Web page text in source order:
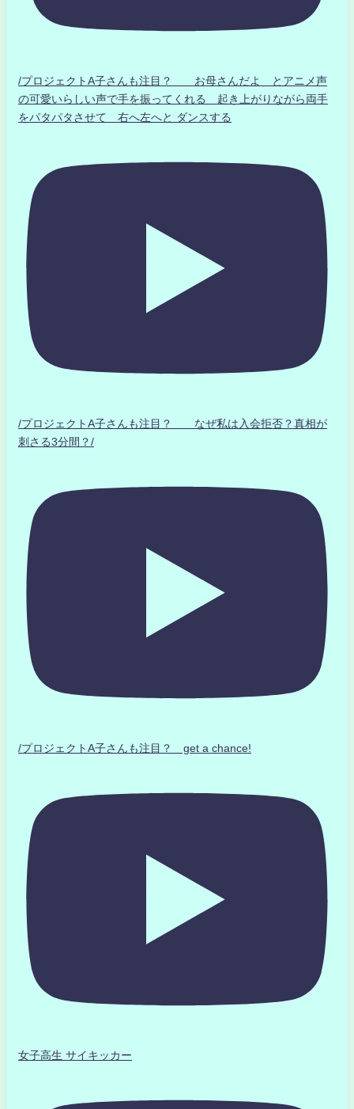
/プロジェクトA子さんも注目？ お母さんだよ とアニメ声
の可愛いらしい声で手を振ってくれる 起き上がりながら両手
をパタパタさせて 右へ左へと ダンスする
/プロジェクトA子さんも注目？ なぜ私は入会拒否？真相が
刺さる3分間？/
/プロジェクトA子さんも注目？ get a chance!
女子高生 サイキッカー